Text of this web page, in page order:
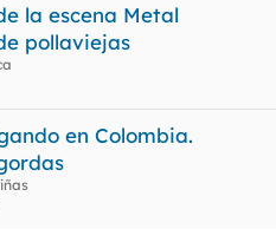
la escena Metal
pollaviejas
en Colombia.